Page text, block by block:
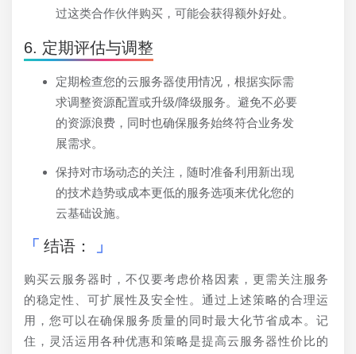
过这类合作伙伴购买，可能会获得额外好处。
6. 定期评估与调整
定期检查您的云服务器使用情况，根据实际需
求调整资源配置或升级/降级服务。避免不必要
的资源浪费，同时也确保服务始终符合业务发
展需求。
保持对市场动态的关注，随时准备利用新出现
的技术趋势或成本更低的服务选项来优化您的
云基础设施。
结语：
购买云服务器时，不仅要考虑价格因素，更需关注服务
的稳定性、可扩展性及安全性。通过上述策略的合理运
用，您可以在确保服务质量的同时最大化节省成本。记
住，灵活运用各种优惠和策略是提高云服务器性价比的